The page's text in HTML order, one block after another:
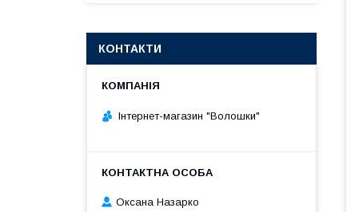
КОНТАКТИ
Інтернет-магазин "Волошки"
Оксана Назарко